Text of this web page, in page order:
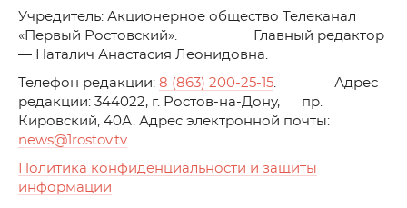
Учредитель: Акционерное общество Телеканал
«Первый Ростовский». Главный редактор
— Наталич Анастасия Леонидовна.
Телефон редакции: 8 (863) 200-25-15. Адрес
редакции: 344022, г. Ростов-на-Дону, пр.
Кировский, 40А. Адрес электронной почты:
news@1rostov.tv
Политика конфиденциальности и защиты
информации